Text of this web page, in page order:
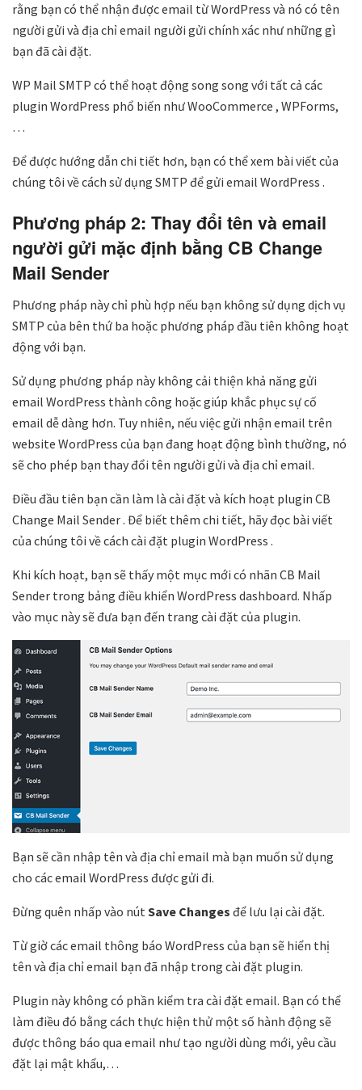
rằng bạn có thể nhận được email từ WordPress và nó có tên
người gửi và địa chỉ email người gửi chính xác như những gì
bạn đã cài đặt.
WP Mail SMTP có thể hoạt động song song với tất cả các
plugin WordPress phổ biến như WooCommerce , WPForms,
…
Để được hướng dẫn chi tiết hơn, bạn có thể xem bài viết của
chúng tôi về cách sử dụng SMTP để gửi email WordPress .
Phương pháp 2: Thay đổi tên và email
người gửi mặc định bằng CB Change
Mail Sender
Phương pháp này chỉ phù hợp nếu bạn không sử dụng dịch vụ
SMTP của bên thứ ba hoặc phương pháp đầu tiên không hoạt
động với bạn.
Sử dụng phương pháp này không cải thiện khả năng gửi
email WordPress thành công hoặc giúp khắc phục sự cố
email dễ dàng hơn. Tuy nhiên, nếu việc gửi nhận email trên
website WordPress của bạn đang hoạt động bình thường, nó
sẽ cho phép bạn thay đổi tên người gửi và địa chỉ email.
Điều đầu tiên bạn cần làm là cài đặt và kích hoạt plugin CB
Change Mail Sender . Để biết thêm chi tiết, hãy đọc bài viết
của chúng tôi về cách cài đặt plugin WordPress .
Khi kích hoạt, bạn sẽ thấy một mục mới có nhãn CB Mail
Sender trong bảng điều khiển WordPress dashboard. Nhấp
vào mục này sẽ đưa bạn đến trang cài đặt của plugin.
Bạn sẽ cần nhập tên và địa chỉ email mà bạn muốn sử dụng
cho các email WordPress được gửi đi.
Đừng quên nhấp vào nút Save Changes để lưu lại cài đặt.
Từ giờ các email thông báo WordPress của bạn sẽ hiển thị
tên và địa chỉ email bạn đã nhập trong cài đặt plugin.
Plugin này không có phần kiểm tra cài đặt email. Bạn có thể
làm điều đó bằng cách thực hiện thử một số hành động sẽ
được thông báo qua email như tạo người dùng mới, yêu cầu
đặt lại mật khẩu,…